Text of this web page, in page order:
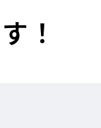
！